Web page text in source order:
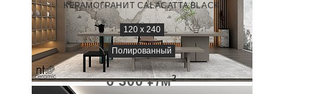
КЕРАМОГРАНИТ CALACATTA BLACK
120 х 240
Полированный
6 300 ₽/м2